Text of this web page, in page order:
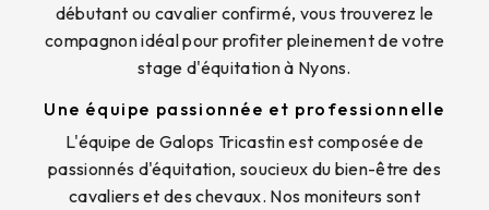
débutant ou cavalier confirmé, vous trouverez le
compagnon idéal pour profiter pleinement de votre
stage d'équitation à Nyons.
Une équipe passionnée et professionnelle
L'équipe de Galops Tricastin est composée de
passionnés d'équitation, soucieux du bien-être des
cavaliers et des chevaux. Nos moniteurs sont